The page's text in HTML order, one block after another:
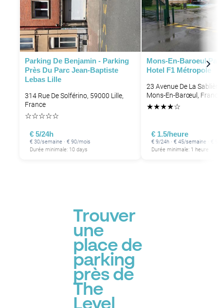
P
Parking De Benjamin - Parking
Près Du Parc Jean-Baptiste
Lebas Lille
314 Rue De Solférino, 59000 Lille,
France
☆☆☆☆☆
€ 5/24h
€ 30/semaine · € 90/mois
Durée minimale: 10 days
Mons-En-Baroeul
Hotel F1 Métropole
23 Avenue De La
Mons-En-Barœul,
★★★★☆
€ 1.5/heure
€ 9/24h · € 45/semaine · €
Durée minimale: 1 heure
Trouver
une
place de
parking
près de
The